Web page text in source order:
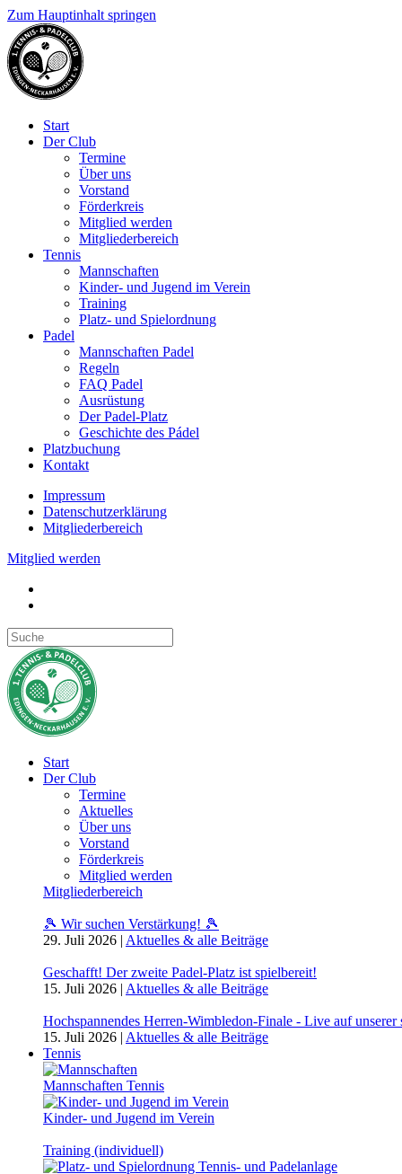
Zum Hauptinhalt springen
Start
Der Club
Termine
Über uns
Vorstand
Förderkreis
Mitglied werden
Mitgliederbereich
Tennis
Mannschaften
Kinder- und Jugend im Verein
Training
Platz- und Spielordnung
Padel
Mannschaften Padel
Regeln
FAQ Padel
Ausrüstung
Der Padel-Platz
Geschichte des Pádel
Platzbuchung
Kontakt
Impressum
Datenschutzerklärung
Mitgliederbereich
Mitglied werden
Start
Der Club
Termine
Aktuelles
Über uns
Vorstand
Förderkreis
Mitglied werden
Mitgliederbereich
🎾 Wir suchen Verstärkung! 🎾
29. Juli 2026 | Aktuelles & alle Beiträge
Geschafft! Der zweite Padel-Platz ist spielbereit!
15. Juli 2026 | Aktuelles & alle Beiträge
Hochspannendes Herren-Wimbledon-Finale - Live auf unserer
15. Juli 2026 | Aktuelles & alle Beiträge
Tennis
Mannschaften Tennis
Kinder- und Jugend im Verein
Training (individuell)